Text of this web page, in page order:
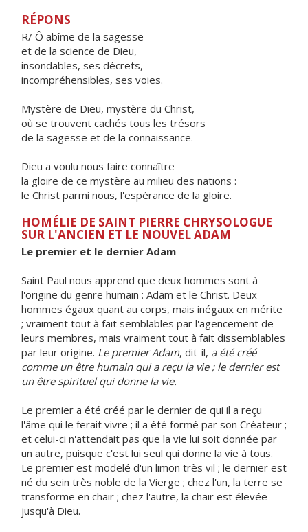
RÉPONS
R/ Ô abîme de la sagesse
et de la science de Dieu,
insondables, ses décrets,
incompréhensibles, ses voies.
Mystère de Dieu, mystère du Christ,
où se trouvent cachés tous les trésors
de la sagesse et de la connaissance.
Dieu a voulu nous faire connaître
la gloire de ce mystère au milieu des nations :
le Christ parmi nous, l'espérance de la gloire.
HOMÉLIE DE SAINT PIERRE CHRYSOLOGUE
SUR L'ANCIEN ET LE NOUVEL ADAM
Le premier et le dernier Adam
Saint Paul nous apprend que deux hommes sont à
l'origine du genre humain : Adam et le Christ. Deux
hommes égaux quant au corps, mais inégaux en mérite
; vraiment tout à fait semblables par l'agencement de
leurs membres, mais vraiment tout à fait dissemblables
par leur origine. Le premier Adam, dit-il, a été créé
comme un être humain qui a reçu la vie ; le dernier est
un être spirituel qui donne la vie.
Le premier a été créé par le dernier de qui il a reçu
l'âme qui le ferait vivre ; il a été formé par son Créateur ;
et celui-ci n'attendait pas que la vie lui soit donnée par
un autre, puisque c'est lui seul qui donne la vie à tous.
Le premier est modelé d'un limon très vil ; le dernier est
né du sein très noble de la Vierge ; chez l'un, la terre se
transforme en chair ; chez l'autre, la chair est élevée
jusqu'à Dieu.